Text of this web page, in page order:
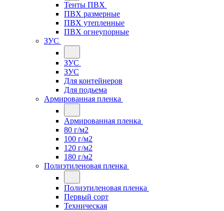
Тенты ПВХ
ПВХ размерные
ПВХ утепленные
ПВХ огнеупорные
ЗУС
ЗУС
ЗУС
Для контейнеров
Для подьема
Армированная пленка
Армированная пленка
80 г/м2
100 г/м2
120 г/м2
180 г/м2
Полиэтиленовая пленка
Полиэтиленовая пленка
Первый сорт
Техническая